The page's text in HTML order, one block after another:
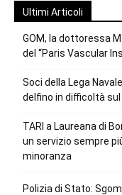
Ultimi Articoli
GOM, la dottoressa
del “Paris Vascular
Soci della Lega
delfino in difficoltà
TARI a Laureana di
un servizio sempre
minoranza
Polizia di Stato: